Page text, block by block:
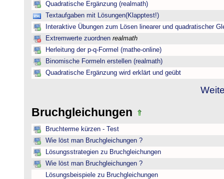
Quadratische Ergänzung (realmath)
Textaufgaben mit Lösungen(Klapptest!)
Interaktive Übungen zum Lösen linearer und quadratischer
Extremwerte zuordnen realmath
Herleitung der p-q-Formel (mathe-online)
Binomische Formeln erstellen (realmath)
Quadratische Ergänzung wird erklärt und geübt
Bruchgleichungen
Bruchterme kürzen - Test
Wie löst man Bruchgleichungen ?
Lösungsstrategien zu Bruchgleichungen
Wie löst man Bruchgleichungen ?
Lösungsbeispiele zu Bruchgleichungen